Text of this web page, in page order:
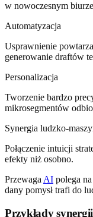
Automatyzacja
Usprawnienie
generowanie draftów
Personalizacja
Tworzenie bardzo
mikrosegmentów
Synergia ludzko-
Połączenie intuicji
efekty niż osobno.
Przewaga AI polega
dany pomysł trafi do
Przykłady